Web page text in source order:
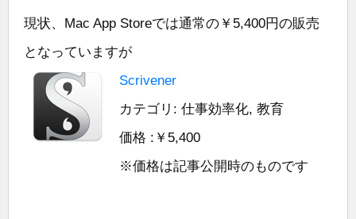
現状、Mac App Storeでは通常の￥5,400円の販売
となっていますが
Scrivener
カテゴリ: 仕事効率化, 教育
価格 :￥5,400
※価格は記事公開時のものです